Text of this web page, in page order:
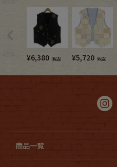
¥6,380 （税込） ¥5,720 （税込）
商品一覧